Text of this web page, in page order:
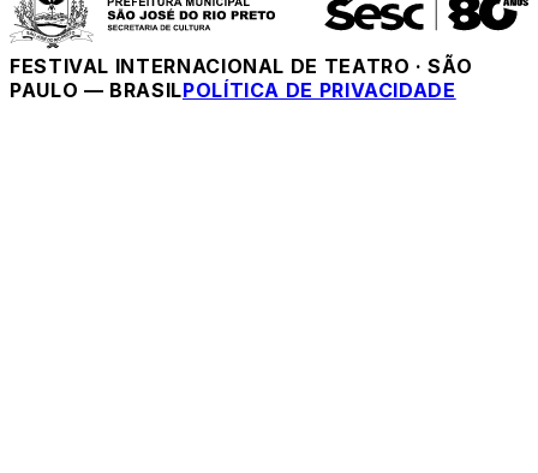
FESTIVAL INTERNACIONAL DE TEATRO ·SÃO
PAULO — BRASILPOLÍTICA DE PRIVACIDADE